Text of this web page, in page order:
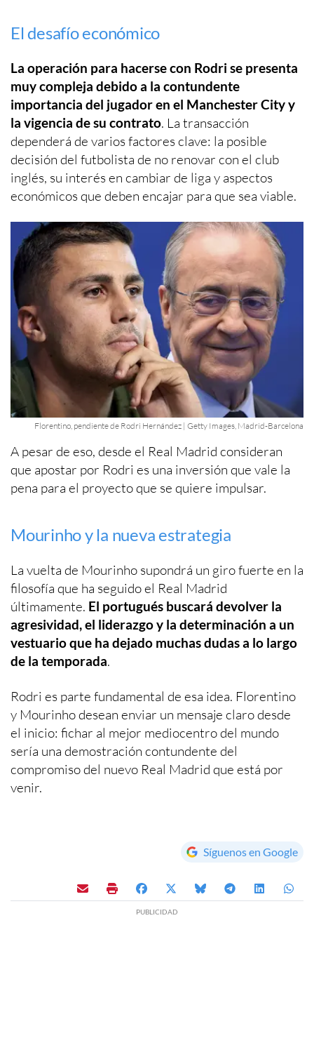
El desafío económico
La operación para hacerse con Rodri se presenta
muy compleja debido a la contundente
importancia del jugador en el Manchester City y
la vigencia de su contrato. La transacción
dependerá de varios factores clave: la posible
decisión del futbolista de no renovar con el club
inglés, su interés en cambiar de liga y aspectos
económicos que deben encajar para que sea viable.
Florentino, pendiente de Rodri Hernández | Getty Images, Madrid-Barcelona
A pesar de eso, desde el Real Madrid consideran
que apostar por Rodri es una inversión que vale la
pena para el proyecto que se quiere impulsar.
Mourinho y la nueva estrategia
La vuelta de Mourinho supondrá un giro fuerte en la
filosofía que ha seguido el Real Madrid
últimamente. El portugués buscará devolver la
agresividad, el liderazgo y la determinación a un
vestuario que ha dejado muchas dudas a lo largo
de la temporada.
Rodri es parte fundamental de esa idea. Florentino
y Mourinho desean enviar un mensaje claro desde
el inicio: fichar al mejor mediocentro del mundo
sería una demostración contundente del
compromiso del nuevo Real Madrid que está por
venir.
Síguenos en Google